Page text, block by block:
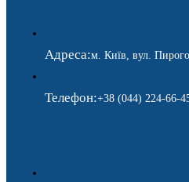
Адреса:м. Київ, вул.
Телефон:+38 (044) 224-66-